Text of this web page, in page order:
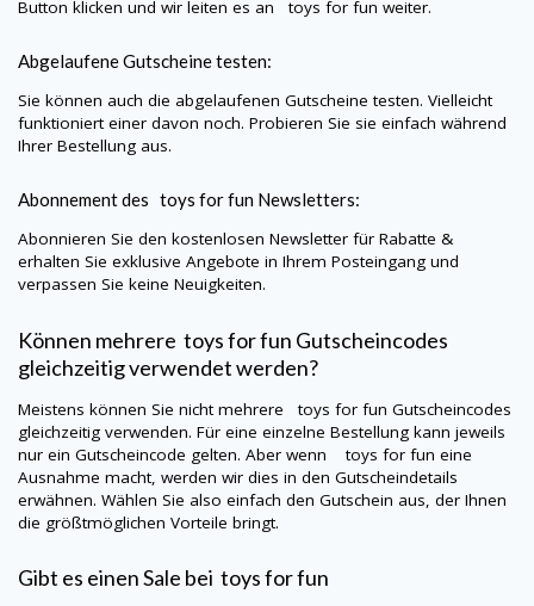
Button klicken und wir leiten es an
toys for fun weiter.
Abgelaufene Gutscheine testen:
Sie können auch die abgelaufenen Gutscheine testen. Vielleicht
funktioniert einer davon noch. Probieren Sie sie einfach während
Ihrer Bestellung aus.
Abonnement des toys for fun Newsletters:
Abonnieren Sie den kostenlosen Newsletter für Rabatte &
erhalten Sie exklusive Angebote in Ihrem Posteingang und
verpassen Sie keine Neuigkeiten.
Können mehrere toys for fun Gutscheincodes
gleichzeitig verwendet werden?
Meistens können Sie nicht mehrere toys for fun Gutscheincodes
gleichzeitig verwenden. Für eine einzelne Bestellung kann jeweils
nur ein Gutscheincode gelten. Aber wenn
toys for fun eine
Ausnahme macht, werden wir dies in den Gutscheindetails
erwähnen. Wählen Sie also einfach den Gutschein aus, der Ihnen
die größtmöglichen Vorteile bringt.
Gibt es einen Sale bei toys for fun